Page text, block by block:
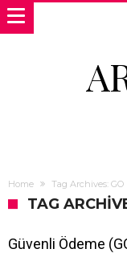
Home Tag Archives: GO
TAG
Güvenli Ödeme